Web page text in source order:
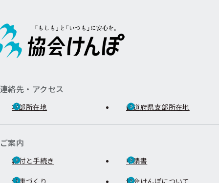
連絡先・アクセス
本部所在地 都道府県支部所在地
ご案内
給付と手続き 申請書
健康づくり 協会けんぽについて